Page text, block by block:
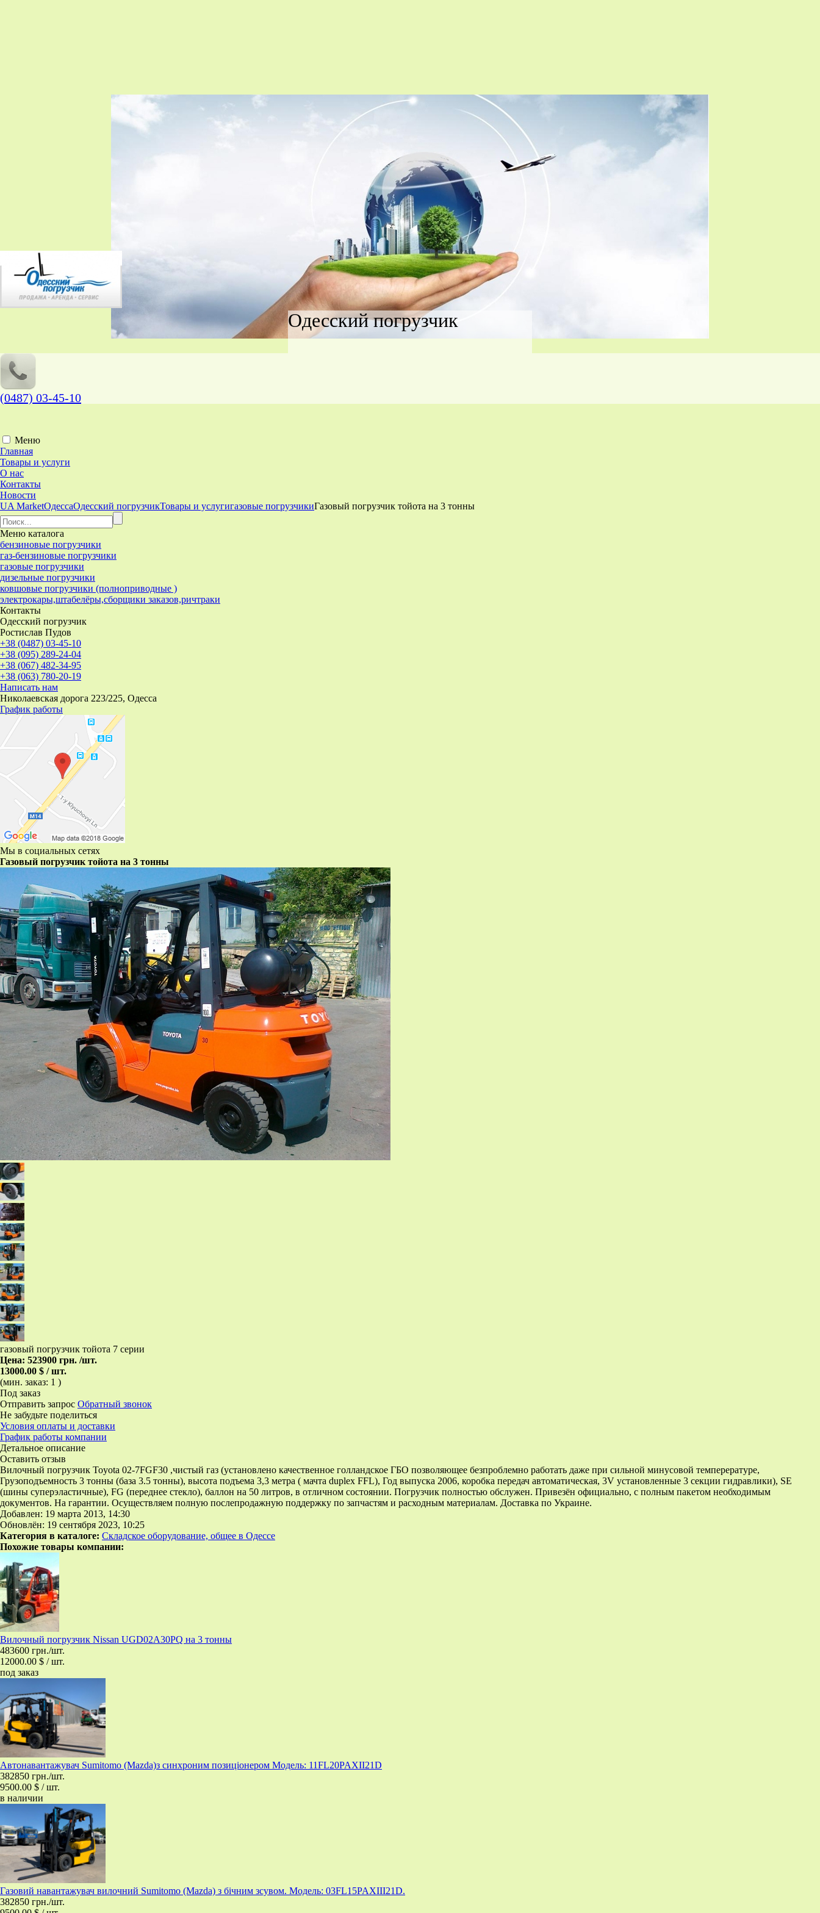
Одесский погрузчик
(0487) 03-45-10
Меню
Главная
Товары и услуги
О нас
Контакты
Новости
UA MarketОдессаОдесский погрузчикТовары и услугигазовые погрузчикиГазовый погрузчик тойота на 3 тонны
Меню каталога
бензиновые погрузчики
газ-бензиновые погрузчики
газовые погрузчики
дизельные погрузчики
ковшовые погрузчики (полноприводные )
электрокары,штабелёры,сборщики заказов,ричтраки
Контакты
Одесский погрузчик
Ростислав Пудов
+38 (0487) 03-45-10
+38 (095) 289-24-04
+38 (067) 482-34-95
+38 (063) 780-20-19
Написать нам
Николаевская дорога 223/225, Одесса
График работы
Мы в социальных сетях
Газовый погрузчик тойота на 3 тонны
газовый погрузчик тойота 7 серии
Цена: 523900 грн. /шт.
13000.00 $ / шт.
(мин. заказ: 1 )
Под заказ
Отправить запрос Обратный звонок
Не забудьте поделиться
Условия оплаты и доставки
График работы компании
Детальное описание
Оставить отзыв
Вилочный погрузчик Toyota 02-7FGF30 ,чистый газ (установлено качественное голландское ГБО позволяющее безпроблемно работать даже при сильной минусовой темперературе,
Грузоподъемность 3 тонны (база 3.5 тонны), высота подъема 3,3 метра ( мачта duplex FFL), Год выпуска 2006, коробка передач автоматическая, 3V установленные 3 секции гидравлики), SE
(шины суперэластичные), FG (переднее стекло), баллон на 50 литров, в отличном состоянии. Погрузчик полностью обслужен. Привезён официально, с полным пакетом необходимым
документов. На гарантии. Осуществляем полную послепродажную поддержку по запчастям и расходным материалам. Доставка по Украине.
Добавлен: 19 марта 2013, 14:30
Обновлён: 19 сентября 2023, 10:25
Категория в каталоге: Складское оборудование, общее в Одессе
Похожие товары компании:
Вилочный погрузчик Nissan UGD02A30PQ на 3 тонны
483600 грн./шт.
12000.00 $ / шт.
под заказ
Автонавантажувач Sumitomo (Mazda)з синхроним позицiонером Модель: 11FL20PAXII21D
382850 грн./шт.
9500.00 $ / шт.
в наличии
​Газовий навантажувач вилочний Sumitomo (Mazda) з бічним зсувом. Модель: 03FL15PAXIII21D.
382850 грн./шт.